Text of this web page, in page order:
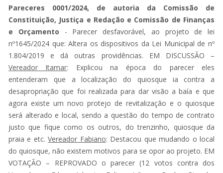
Pareceres 0001/2024, de autoria da Comissão de
Constituição, Justiça e Redação e Comissão de Finanças
e Orçamento - Parecer desfavorável, ao projeto de lei
nº1645/2024 que: Altera os dispositivos da Lei Municipal de nº
1.804/2019 e dá outras providências. EM DISCUSSÃO –
Vereador Itamar: Explicou na época do parecer eles
entenderam que a localização do quiosque ia contra a
desapropriação que foi realizada para dar visão a baía e que
agora existe um novo protejo de revitalização e o quiosque
será alterado e local, sendo a questão do tempo de contrato
justo que fique como os outros, do trenzinho, quiosque da
praia e etc.Vereador Fabiano: Destacou que mudando o local
do quiosque, não existem motivos para se opor ao projeto. EM
VOTAÇÃO – REPROVADO o parecer (12 votos contra dos